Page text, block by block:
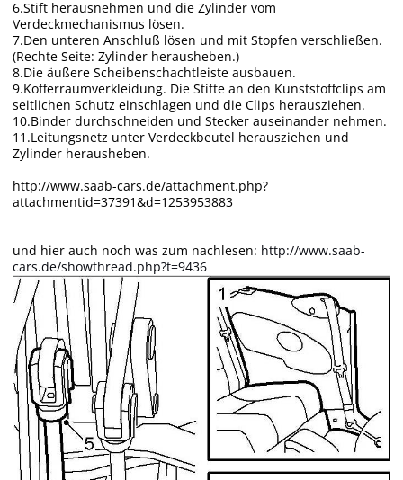
6.Stift herausnehmen und die Zylinder vom
Verdeckmechanismus lösen.
7.Den unteren Anschluß lösen und mit Stopfen verschließen.
(Rechte Seite: Zylinder herausheben.)
8.Die äußere Scheibenschachtleiste ausbauen.
9.Kofferraumverkleidung. Die Stifte an den Kunststoffclips am
seitlichen Schutz einschlagen und die Clips herausziehen.
10.Binder durchschneiden und Stecker auseinander nehmen.
11.Leitungsnetz unter Verdeckbeutel herausziehen und
Zylinder herausheben.
http://www.saab-cars.de/attachment.php?
attachmentid=37391&d=1253953883
und hier auch noch was zum nachlesen: http://www.saab-
cars.de/showthread.php?t=9436